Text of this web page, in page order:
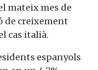
mateix mes de
de creixement
cas italià.
espanyols